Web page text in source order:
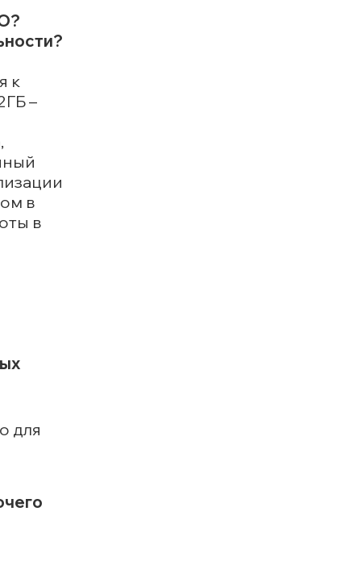
к
–
в
в
для